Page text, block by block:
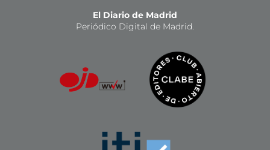
El Diario de Madrid
Periódico Digital de Madrid.